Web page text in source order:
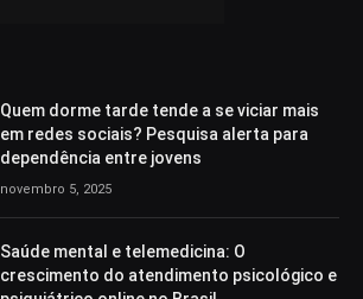
Quem dorme tarde tende a se viciar mais
em redes sociais? Pesquisa alerta para
dependência entre jovens
novembro 5, 2025
Saúde mental e telemedicina: O
crescimento do atendimento psicológico e